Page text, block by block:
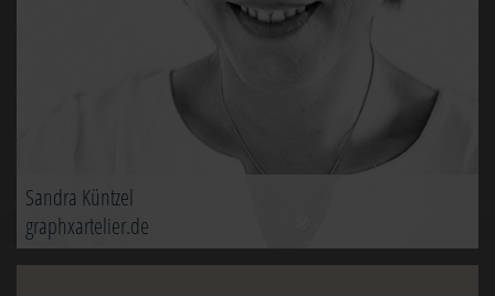
Sandra Küntzel
graphxartelier.de